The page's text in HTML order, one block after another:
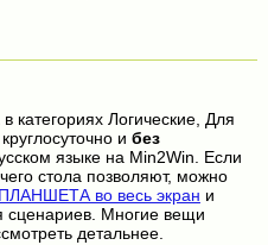
в категориях Логические, Для
и без
языке на Min2Win. Если
стола позволяют, можно
во весь экран и
сценариев. Многие вещи
детальнее.